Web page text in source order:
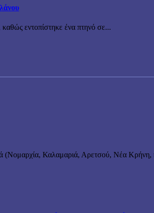
εντοπίστηκε ένα πτηνό σε...
(Νομαρχία, Καλαμαριά, Αρετσού, Νέα Κρήνη,